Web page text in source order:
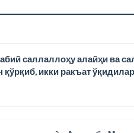
саллаллоҳу алайҳи ва
икки ракъат